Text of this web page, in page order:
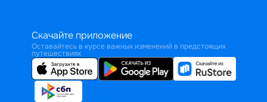
Скачайте приложение
Оставайтесь в курсе важных изменений в предстоящих
путешествиях